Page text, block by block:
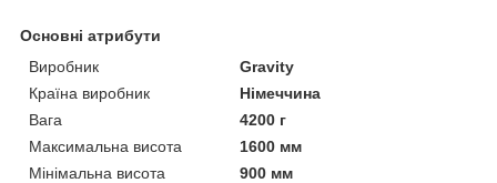
Основні атрибути
Виробник
Gravity
Країна виробник
Німеччина
Вага
4200 г
Максимальна висота
1600 мм
Мінімальна висота
900 мм